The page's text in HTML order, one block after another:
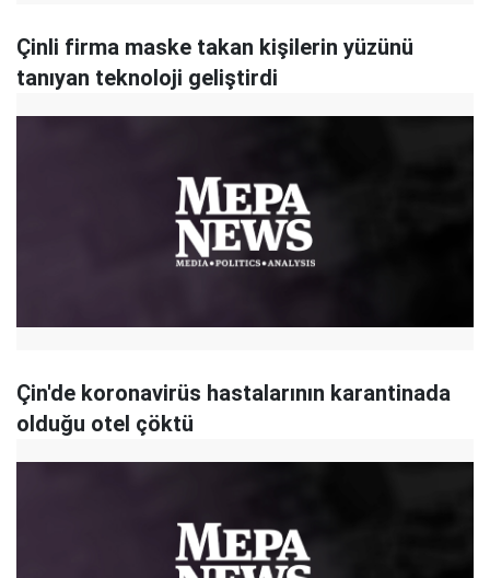
Çinli firma maske takan kişilerin yüzünü
tanıyan teknoloji geliştirdi
Çin'de koronavirüs hastalarının karantinada
olduğu otel çöktü